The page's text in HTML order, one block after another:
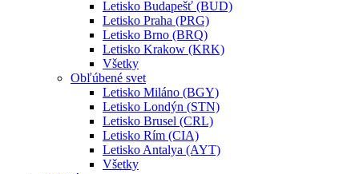
Letisko Budapešť (BUD)
Letisko Praha (PRG)
Letisko Brno (BRQ)
Letisko Krakow (KRK)
Všetky
Obľúbené svet
Letisko Miláno (BGY)
Letisko Londýn (STN)
Letisko Brusel (CRL)
Letisko Rím (CIA)
Letisko Antalya (AYT)
Všetky